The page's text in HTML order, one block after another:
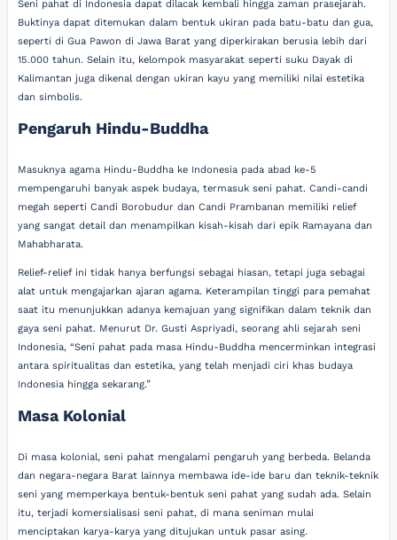
Seni pahat di Indonesia dapat dilacak kembali hingga zaman prasejarah.
Buktinya dapat ditemukan dalam bentuk ukiran pada batu-batu dan gua,
seperti di Gua Pawon di Jawa Barat yang diperkirakan berusia lebih dari
15.000 tahun. Selain itu, kelompok masyarakat seperti suku Dayak di
Kalimantan juga dikenal dengan ukiran kayu yang memiliki nilai estetika
dan simbolis.
Pengaruh Hindu-Buddha
Masuknya agama Hindu-Buddha ke Indonesia pada abad ke-5
mempengaruhi banyak aspek budaya, termasuk seni pahat. Candi-candi
megah seperti Candi Borobudur dan Candi Prambanan memiliki relief
yang sangat detail dan menampilkan kisah-kisah dari epik Ramayana dan
Mahabharata.
Relief-relief ini tidak hanya berfungsi sebagai hiasan, tetapi juga sebagai
alat untuk mengajarkan ajaran agama. Keterampilan tinggi para pemahat
saat itu menunjukkan adanya kemajuan yang signifikan dalam teknik dan
gaya seni pahat. Menurut Dr. Gusti Aspriyadi, seorang ahli sejarah seni
Indonesia, “Seni pahat pada masa Hindu-Buddha mencerminkan integrasi
antara spiritualitas dan estetika, yang telah menjadi ciri khas budaya
Indonesia hingga sekarang.”
Masa Kolonial
Di masa kolonial, seni pahat mengalami pengaruh yang berbeda. Belanda
dan negara-negara Barat lainnya membawa ide-ide baru dan teknik-teknik
seni yang memperkaya bentuk-bentuk seni pahat yang sudah ada. Selain
itu, terjadi komersialisasi seni pahat, di mana seniman mulai
menciptakan karya-karya yang ditujukan untuk pasar asing.